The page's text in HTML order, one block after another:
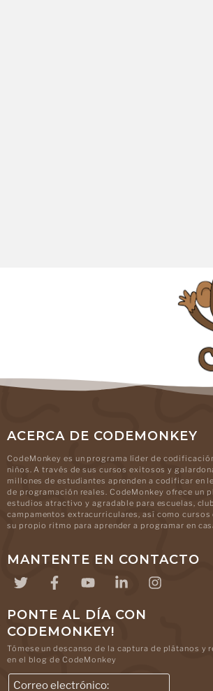
ACERCA DE CODEMONKEY
CodeMonkey es un programa líder de
niños. A través de sus cursos exitosos y
millones de estudiantes aprenden a codificar en
de programación reales. CodeMonkey ofrece un
estudios atractivo y agradable para escuelas,
campamentos extracurriculares, así como cursos
su propio ritmo para aprender a programar en
MANTENTE EN CONTACTO
PONTE AL DÍA CON
CODEMONKEY!
Tómese un descanso de la captura de plátanos y
en el blog de CodeMonkey